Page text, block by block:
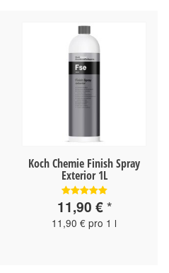
Koch Chemie Finish Spray
Exterior 1L
11,90 €*
11,90 € pro 1 l